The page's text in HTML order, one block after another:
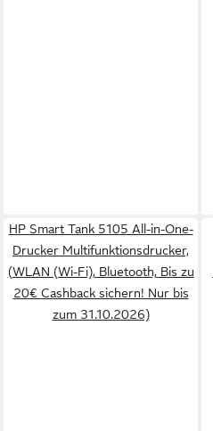
HP Smart Tank 5105 All-in-One-
Drucker Multifunktionsdrucker,
(WLAN (Wi-Fi), Bluetooth, Bis zu
20€ Cashback sichern! Nur bis
zum 31.10.2026)